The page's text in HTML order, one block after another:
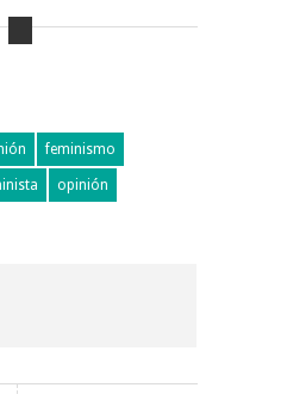
feminismo
opinión